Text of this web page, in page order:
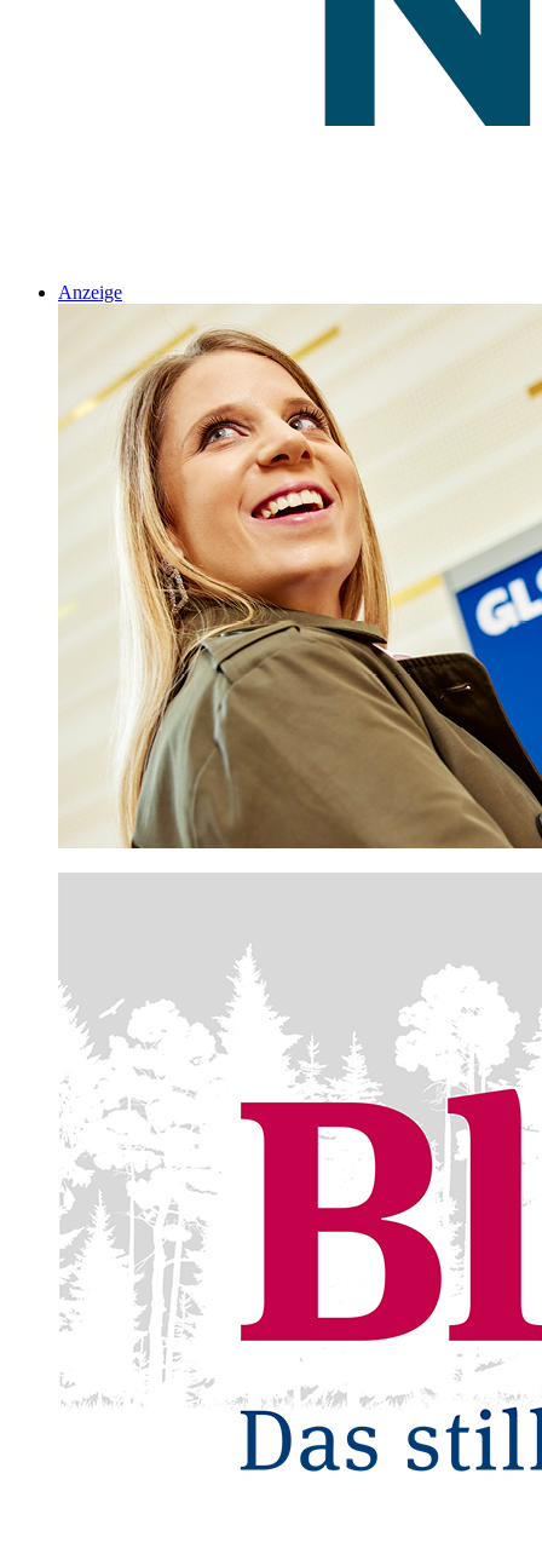
Anzeige